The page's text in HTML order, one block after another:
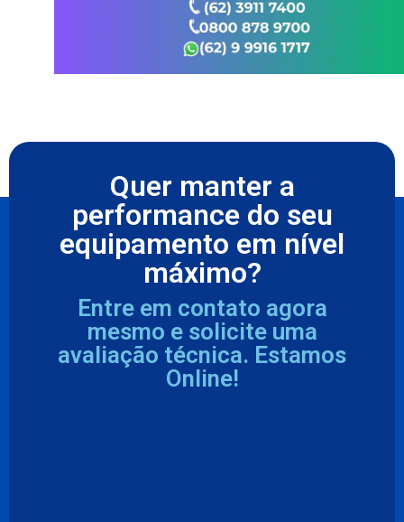
Quer manter a
performance do seu
equipamento em nível
máximo?
Entre em contato agora
mesmo e solicite uma
avaliação técnica. Estamos
Online!